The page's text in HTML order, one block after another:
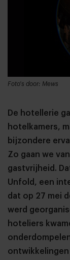
Foto's door: Mews
De hotellerie
hotelkamers,
bijzondere
Zo gaan we
gastvrijheid.
Unfold, een
dat op 27 mei
werd
hoteliers